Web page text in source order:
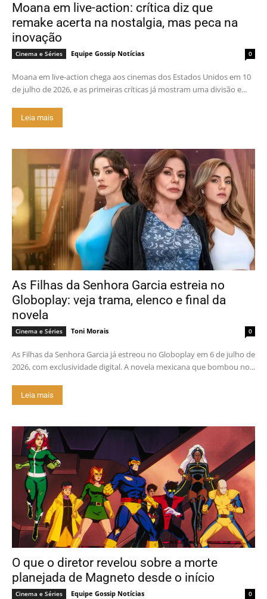
Moana em live-action: crítica diz que
remake acerta na nostalgia, mas peca na
inovação
Cinema e Séries Equipe Gossip Notícias 0
Moana em live-action chega aos cinemas dos Estados Unidos em 10
de julho de 2026, e as primeiras críticas já mostram uma divisão e...
Leia mais
As Filhas da Senhora Garcia estreia no
Globoplay: veja trama, elenco e final da
novela
Cinema e Séries Toni Morais 0
As Filhas da Senhora Garcia já estreou no Globoplay em 6 de julho de
2026, com exclusividade digital. A novela mexicana que bombou no...
Leia mais
O que o diretor revelou sobre a morte
planejada de Magneto desde o início
Cinema e Séries Equipe Gossip Notícias 0